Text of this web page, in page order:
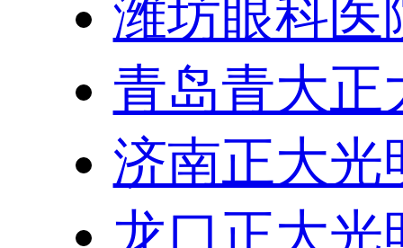
潍坊眼科医
青岛青大
济南正大光
龙口正大光